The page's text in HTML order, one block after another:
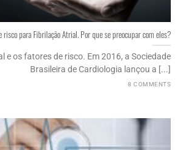
risco para Fibrilação Atrial. Por que se preocupar com eles?
e os fatores de risco. Em 2016, a Sociedade
Brasileira de Cardiologia lançou a [...]
8 COMMENTS